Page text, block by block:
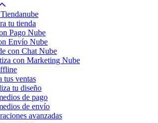
tu tienda
Pago Nube
Envío Nube
con Chat Nube
con Marketing Nube
tus ventas
tu diseño
de pago
de envío
avanzadas